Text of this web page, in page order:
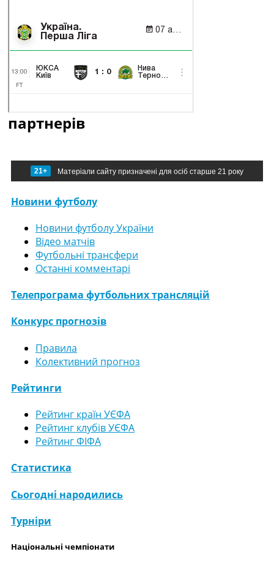
партнерів
21+ Матеріали сайту призначені для осіб старше 21 року
Новини футболу
Новини футболу України
Відео матчів
Футбольні трансфери
Останні комментарі
Телепрограма футбольних трансляцій
Конкурс прогнозів
Правила
Колективний прогноз
Рейтинги
Рейтинг країн УЄФА
Рейтинг клубів УЄФА
Рейтинг ФІФА
Статистика
Сьогодні народились
Турніри
Національні чемпіонати